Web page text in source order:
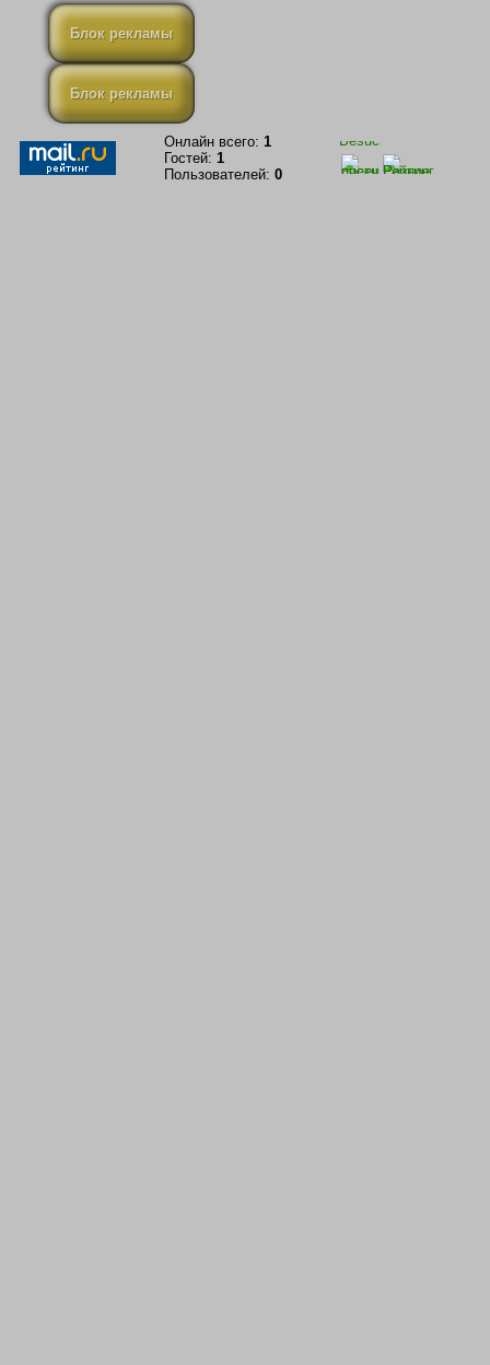
Блок рекламы
Блок рекламы
Онлайн всего: 1
Гостей: 1
Пользователей: 0